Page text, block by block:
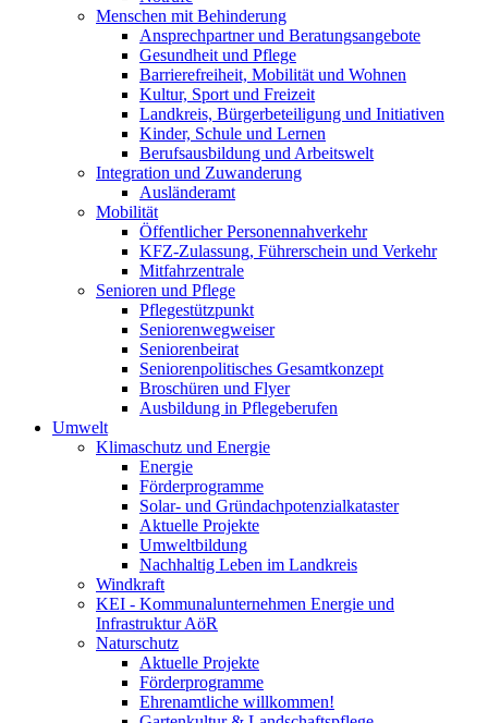
Menschen mit Behinderung
Ansprechpartner und Beratungsangebote
Gesundheit und Pflege
Barrierefreiheit, Mobilität und Wohnen
Kultur, Sport und Freizeit
Landkreis, Bürgerbeteiligung und Initiativen
Kinder, Schule und Lernen
Berufsausbildung und Arbeitswelt
Integration und Zuwanderung
Ausländeramt
Mobilität
Öffentlicher Personennahverkehr
KFZ-Zulassung, Führerschein und Verkehr
Mitfahrzentrale
Senioren und Pflege
Pflegestützpunkt
Seniorenwegweiser
Seniorenbeirat
Seniorenpolitisches Gesamtkonzept
Broschüren und Flyer
Ausbildung in Pflegeberufen
Umwelt
Klimaschutz und Energie
Energie
Förderprogramme
Solar- und Gründachpotenzialkataster
Aktuelle Projekte
Umweltbildung
Nachhaltig Leben im Landkreis
Windkraft
KEI - Kommunalunternehmen Energie und
Infrastruktur AöR
Naturschutz
Aktuelle Projekte
Förderprogramme
Ehrenamtliche willkommen!